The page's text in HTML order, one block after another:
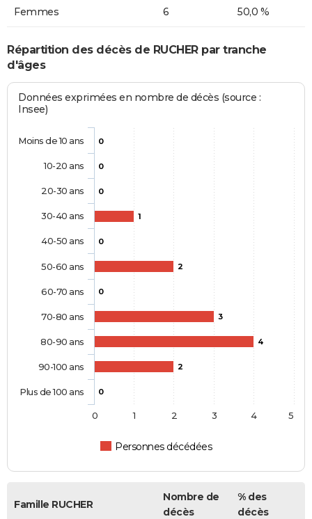
Femmes 6 50,0 %
Répartition des décès de RUCHER par tranche
d'âges
Données exprimées en nombre de décès (source :
Insee)
0
0
0
1
0
2
0
3
4
2
0
Personnes décédées
Moins de 10 ans
10-20 ans
20-30 ans
30-40 ans
40-50 ans
50-60 ans
60-70 ans
70-80 ans
80-90 ans
90-100 ans
Plus de 100 ans
0 1 2 3 4 5
Famille RUCHER
Nombre de
décès
% des
décès